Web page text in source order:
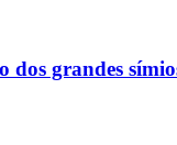
dos grandes